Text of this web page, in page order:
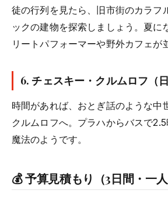
徒の行列を見たら、旧市街のカラフ
ックの建物を探索しましょう。夏に
リートパフォーマーや野外カフェが
6. チェスキー・クルムロフ（
時間があれば、おとぎ話のような中
クルムロフへ。プラハからバスで
魔法のようです。
💰 予算見積もり（3日間・一人